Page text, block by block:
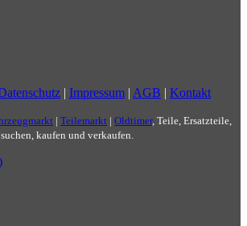
| Impressum | AGB | Kontakt
| Teilemarkt | Oldtimer, Teile, Ersatzteile,
suchen, kaufen und verkaufen.